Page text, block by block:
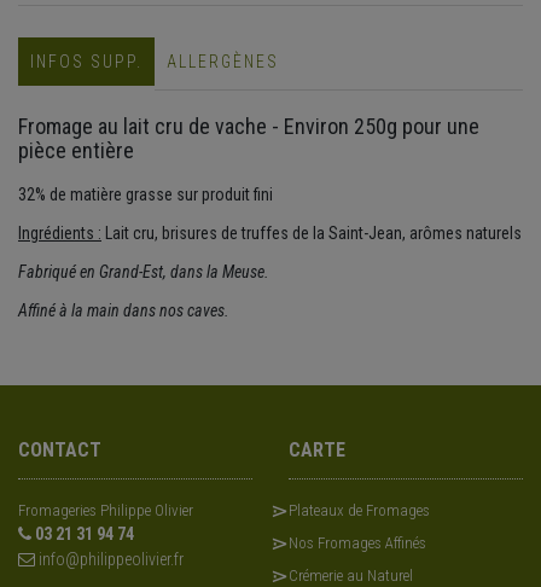
INFOS SUPP. ALLERGÈNES
Fromage au lait cru de vache - Environ 250g pour une
pièce entière
32% de matière grasse sur produit fini
Ingrédients : Lait cru, brisures de truffes de la Saint-Jean, arômes naturels
Fabriqué en Grand-Est, dans la Meuse.
Affiné à la main dans nos caves.
CONTACT
Fromageries Philippe Olivier
03 21 31 94 74
info@philippeolivier.fr
CARTE
Plateaux de Fromages
Nos Fromages Affinés
Crémerie au Naturel